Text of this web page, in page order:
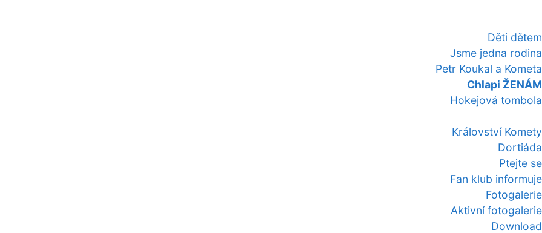
Děti dětem
Jsme jedna rodina
Petr Koukal a Kometa
Chlapi ŽENÁM
Hokejová tombola
Království Komety
Dortiáda
Ptejte se
Fan klub informuje
Fotogalerie
Aktivní fotogalerie
Download